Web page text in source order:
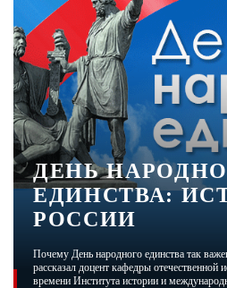
ДЕНЬ
ЕДИНСТВА:
РОССИИ
Почему День народного единства так
рассказал доцент кафедры отечественной
времени Института истории и